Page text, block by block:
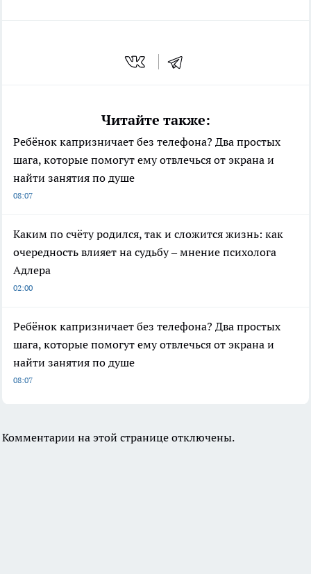
Читайте также:
Ребёнок капризничает без телефона? Два простых
шага, которые помогут ему отвлечься от экрана и
найти занятия по душе
08:07
Каким по счёту родился, так и сложится жизнь: как
очередность влияет на судьбу – мнение психолога
Адлера
02:00
Ребёнок капризничает без телефона? Два простых
шага, которые помогут ему отвлечься от экрана и
найти занятия по душе
08:07
Комментарии на этой странице отключены.